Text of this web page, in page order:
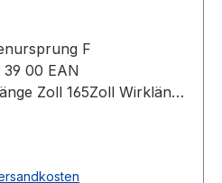
F
00 EAN
Zoll 165Zoll Wirklänge
Polyester
12,0mm